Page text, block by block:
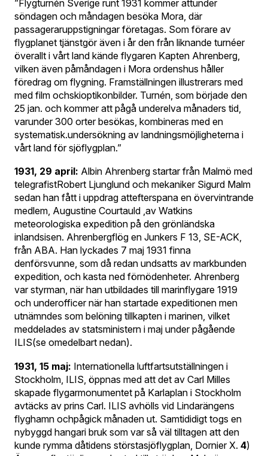
”Flygturnén Sverige runt 1931 kommer attunder
söndagen och måndagen besöka Mora, där
passageraruppstigningar företagas. Som förare av
flygplanet tjänstgör även i år den från liknande turnéer
överallt i vårt land kände flygaren Kapten Ahrenberg,
vilken även påmåndagen i Mora ordenshus håller
föredrag om flygning. Framställningen illustrerars med
med film ochskioptikonbilder. Turnén, som började den
25 jan. och kommer att pågå underelva månaders tid,
varunder 300 orter besökas, kombineras med en
systematisk.undersökning av landningsmöjligheterna i
vårt land för sjöflygplan.”
1931, 29 april: Albin Ahrenberg startar från Malmö med
telegrafistRobert Ljunglund och mekaniker Sigurd Malm
sedan han fått i uppdrag attefterspana en övervintrande
medlem, Augustine Courtauld ,av Watkins
meteorologiska expedition på den grönländska
inlandsisen. Ahrenbergflög en Junkers F 13, SE-ACK,
från ABA. Han lyckades 7 maj 1931 finna
denförsvunne, som då redan undsatts av markbunden
expedition, och kasta ned förnödenheter. Ahrenberg
var styrman, när han utbildades till marinflygare 1919
och underofficer när han startade expeditionen men
utnämndes som belöning tillkapten i marinen, vilket
meddelades av statsministern i maj under pågående
ILIS(se omedelbart nedan).
1931, 15 maj: Internationella luftfartsutställningen i
Stockholm, ILIS, öppnas med att det av Carl Milles
skapade flygarmonumentet på Karlaplan i Stockholm
avtäcks av prins Carl. ILIS avhölls vid Lindarängens
flyghamn ochpågick månaden ut. Samtididigt togs en
nybyggd hangari bruk som var så väl tilltagen att den
kunde rymma dåtidens störstasjöflygplan, Dornier X. 4)